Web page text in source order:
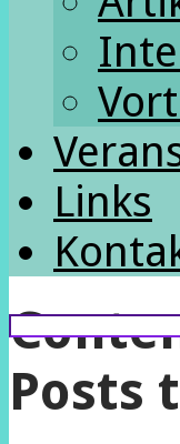
Links
Posts